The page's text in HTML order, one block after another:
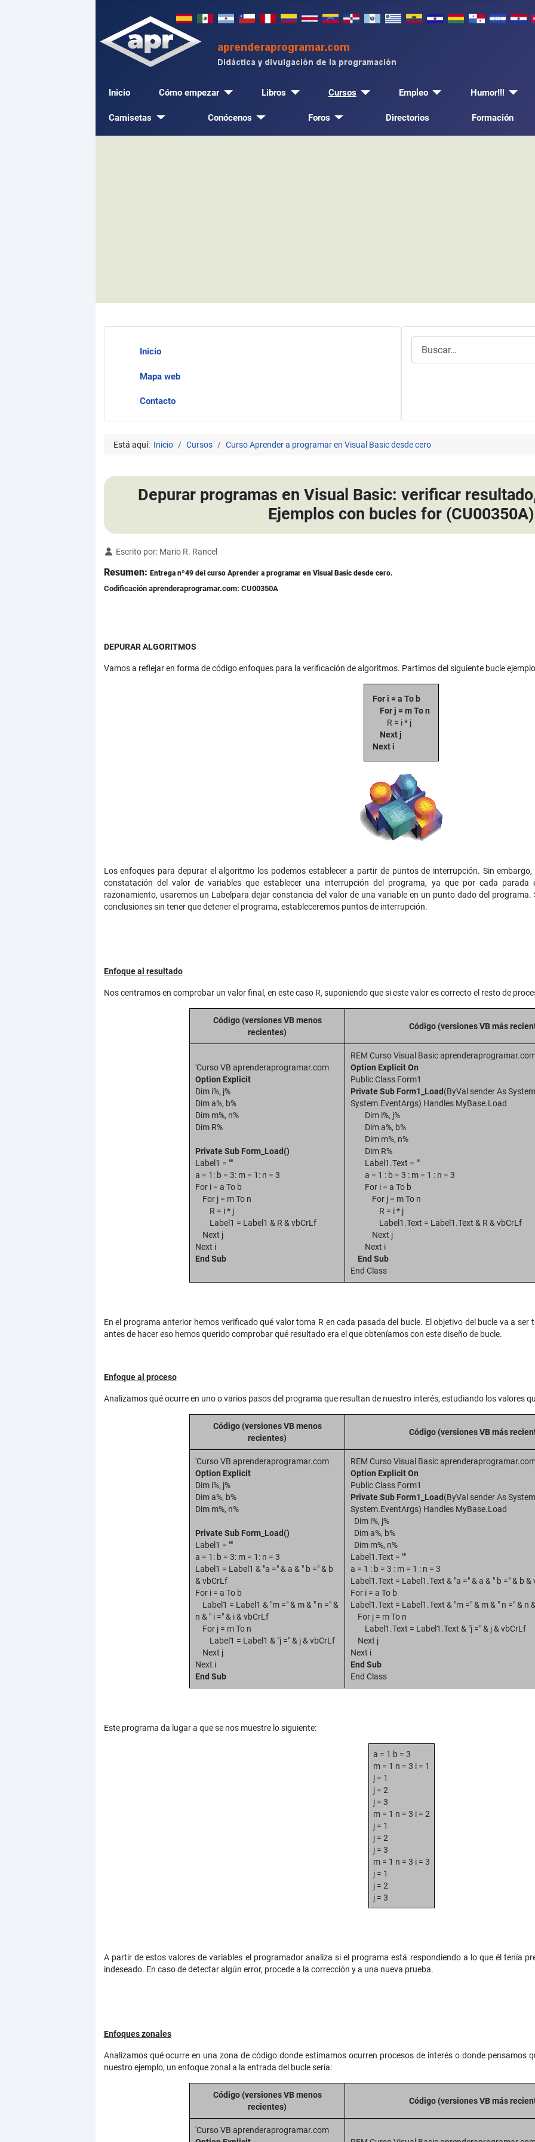
Inicio Cómo empezar Libros Cursos Empleo Humor!!!
Camisetas Conócenos Foros Directorios Formación
Inicio
Mapa web
Contacto
Está aquí: Inicio Cursos Curso Aprender a programar en Visual Basic desde cero
Depurar programas en Visual Basic: verificar
Ejemplos con bucles for (CU00350A)
Detalles
Escrito por: Mario R. Rancel
Resumen: Entrega nº49 del curso Aprender a programar en Visual Basic desde cero.
Codificación aprenderaprogramar.com: CU00350A
DEPURAR ALGORITMOS
Vamos a reflejar en forma de código enfoques para la verificación de algoritmos. Partimos del siguiente bucle
For i = a To b
For j = m To n
R = i * j
Next j
Next i
Los enfoques para depurar el algoritmo los podemos establecer a partir de puntos de interrupción. Sin
constatación del valor de variables que establecer una interrupción del programa, ya que por cada parada
razonamiento, usaremos un Labelpara dejar constancia del valor de una variable en un punto dado del
conclusiones sin tener que detener el programa, estableceremos puntos de interrupción.
Enfoque al resultado
Nos centramos en comprobar un valor final, en este caso R, suponiendo que si este valor es correcto el resto de
Código (versiones VB menos
recientes)
Código (versiones VB más
'Curso VB aprenderaprogramar.com
Option Explicit
Dim i%, j%
Dim a%, b%
Dim m%, n%
Dim R%
Private Sub Form_Load()
Label1 = ""
a = 1: b = 3: m = 1: n = 3
For i = a To b
For j = m To n
R = i * j
Label1 = Label1 & R & vbCrLf
Next j
Next i
End Sub
REM Curso Visual Basic
Option Explicit On
Public Class Form1
Private Sub Form1_Load (ByVal sender As
System.EventArgs) Handles MyBase.Load
Dim i%, j%
Dim a%, b%
Dim m%, n%
Dim R%
Label1.Text = ""
a = 1 : b = 3 : m = 1 : n = 3
For i = a To b
For j = m To n
R = i * j
Label1.Text = Label1.Text & R & vbCrLf
Next j
Next i
End Sub
End Class
En el programa anterior hemos verificado qué valor toma R en cada pasada del bucle. El objetivo del bucle va a
antes de hacer eso hemos querido comprobar qué resultado era el que obteníamos con este diseño de bucle.
Enfoque al proceso
Analizamos qué ocurre en uno o varios pasos del programa que resultan de nuestro interés, estudiando los valores
Código (versiones VB menos
recientes)
Código (versiones VB más
'Curso VB aprenderaprogramar.com
Option Explicit
Dim i%, j%
Dim a%, b%
Dim m%, n%
Private Sub Form_Load()
Label1 = ""
a = 1: b = 3: m = 1: n = 3
Label1 = Label1 & "a =" & a & " b =" & b
& vbCrLf
For i = a To b
Label1 = Label1 & "m =" & m & " n =" &
n & " i =" & i & vbCrLf
For j = m To n
Label1 = Label1 & "j =" & j & vbCrLf
Next j
Next i
End Sub
REM Curso Visual Basic
Option Explicit On
Public Class Form1
Private Sub Form1_Load (ByVal sender As
System.EventArgs) Handles MyBase.Load
Dim i%, j%
Dim a%, b%
Dim m%, n%
Label1.Text = ""
a = 1 : b = 3 : m = 1 : n = 3
Label1.Text = Label1.Text & "a =" & a & " b =" & b &
For i = a To b
Label1.Text = Label1.Text & "m =" & m & " n =" & n
For j = m To n
Label1.Text = Label1.Text & "j =" & j & vbCrLf
Next j
Next i
End Sub
End Class
Este programa da lugar a que se nos muestre lo siguiente:
a = 1 b = 3
m = 1 n = 3 i = 1
j = 1
j = 2
j = 3
m = 1 n = 3 i = 2
j = 1
j = 2
j = 3
m = 1 n = 3 i = 3
j = 1
j = 2
j = 3
A partir de estos valores de variables el programador analiza si el programa está respondiendo a lo que él tenía
indeseado. En caso de detectar algún error, procede a la corrección y a una nueva prueba.
Enfoques zonales
Analizamos qué ocurre en una zona de código donde estimamos ocurren procesos de interés o donde pensamos
nuestro ejemplo, un enfoque zonal a la entrada del bucle sería:
Código (versiones VB menos
recientes)
Código (versiones VB más
'Curso VB aprenderaprogramar.com